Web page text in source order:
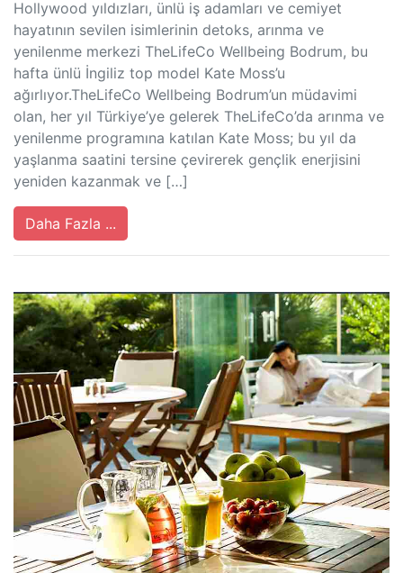
Hollywood yıldızları, ünlü iş adamları ve cemiyet
hayatının sevilen isimlerinin detoks, arınma ve
yenilenme merkezi TheLifeCo Wellbeing Bodrum, bu
hafta ünlü İngiliz top model Kate Moss’u
ağırlıyor.TheLifeCo Wellbeing Bodrum’un müdavimi
olan, her yıl Türkiye’ye gelerek TheLifeCo’da arınma ve
yenilenme programına katılan Kate Moss; bu yıl da
yaşlanma saatini tersine çevirerek gençlik enerjisini
yeniden kazanmak ve […]
Daha Fazla ...